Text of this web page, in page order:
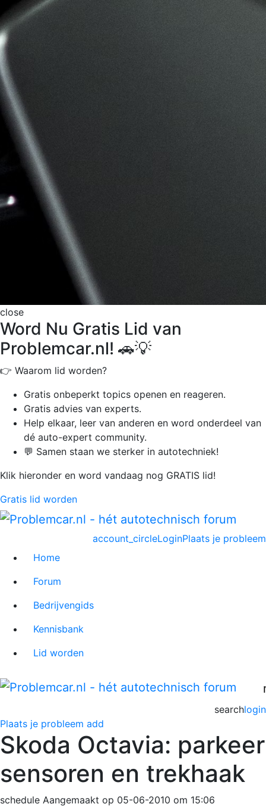
close
Word Nu Gratis Lid van
Problemcar.nl! 🚗💡
👉 Waarom lid worden?
Gratis onbeperkt topics openen en reageren.
Gratis advies van experts.
Help elkaar, leer van anderen en word onderdeel van
dé auto-expert community.
💬 Samen staan we sterker in autotechniek!
Klik hieronder en word vandaag nog GRATIS lid!
Gratis lid worden
Plaats je probleem
account_circleLogin
Home
Forum
Bedrijvengids
Kennisbank
Lid worden
login
search
Plaats je probleem add
Skoda Octavia: parkeer
sensoren en trekhaak
schedule Aangemaakt op 05-06-2010 om 15:06